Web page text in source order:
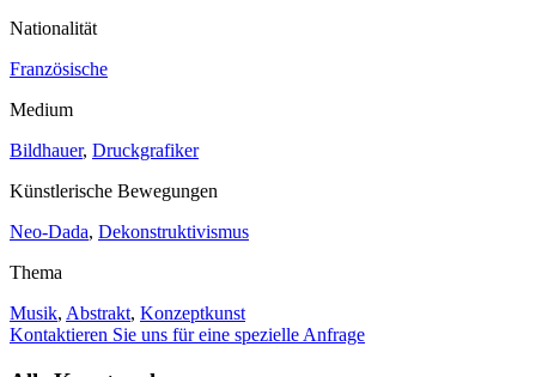
Nationalität
Französische
Medium
Bildhauer, Druckgrafiker
Künstlerische Bewegungen
Neo-Dada, Dekonstruktivismus
Thema
Musik, Abstrakt, Konzeptkunst
Kontaktieren Sie uns für eine spezielle Anfrage